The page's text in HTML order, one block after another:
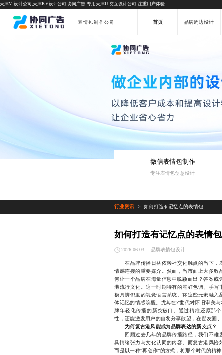
天津VI设计公司,天津KV设计公司,协同广告-专用天津UI交互设计公司-注重用户体验
表情包制作公司 首页 品牌周边设计
微信表情包制作
专注表情包创意设计
行业资讯 > 如何打造有记忆点的表情包
如何打造有记忆点的表情包
2026-06-03 品牌表情包设计
在品牌传播日益依赖社交化触点的当下，
情感连接的重要媒介。然而，当市面上大多
何让一个品牌在海量信息中脱颖而出？答案
港流行文化。这一时期特有的霓虹色调、手
极具辨识度的视觉语言系统。将这些元素融入
体记忆的情感唤醒。尤其在Z世代对怀旧审美
牌年轻化传播的新突破口。通过精准还原那
性，还能激发用户的自发分享欲望，在朋友圈
为何复古港风能成为品牌表达的新支点？
回顾过去几年的品牌传播路径，我们不难
具情绪张力与文化认同的内容。而复古港风
而是以一种“再创作”的方式，将那个时代的